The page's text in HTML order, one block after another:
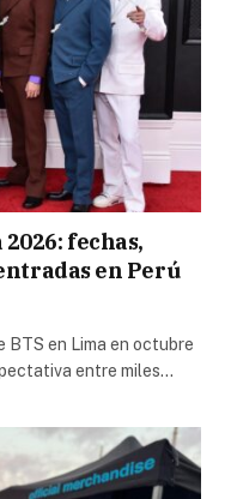
fechas,
en Perú
BTS en Lima en octubre
entre miles…